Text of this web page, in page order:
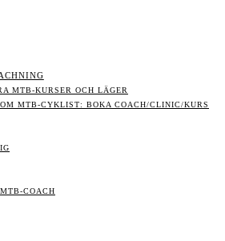
MTB-KURSER OCH LÄGER
MTB-CYKLIST: BOKA COACH/CLINIC/KURS
COACH